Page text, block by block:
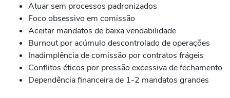
Atuar sem processos padronizados
Foco obsessivo em comissão
Aceitar mandatos de baixa vendabilidade
Burnout por acúmulo descontrolado de operações
Inadimplência de comissão por contratos frágeis
Conflitos éticos por pressão excessiva de fechamento
Dependência financeira de 1-2 mandatos grandes